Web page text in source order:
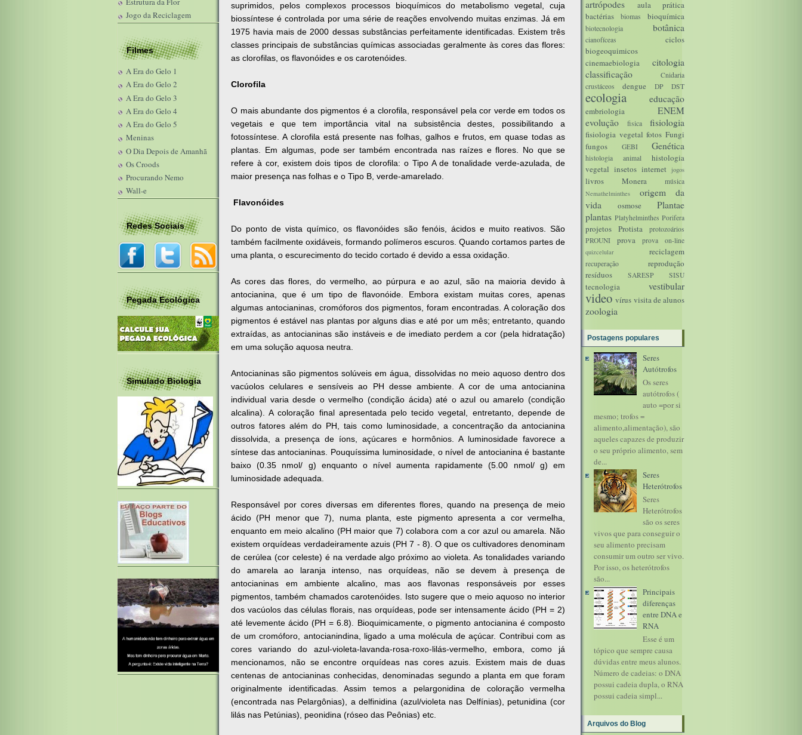
Jogo da Reciclagem
Filmes
A Era do Gelo 1
A Era do Gelo 2
A Era do Gelo 3
A Era do Gelo 4
A Era do Gelo 5
Meninas
O Dia Depois de Amanhã
Os Croods
Procurando Nemo
Wall-e
Redes Sociais
Pegada Ecológica
Simulado Biologia
suprimidos, pelos complexos processos bioquímicos do metabolismo vegetal, cuja
biossíntese é controlada por uma série de reações envolvendo muitas enzimas. Já em
1975 havia mais de 2000 dessas substâncias perfeitamente identificadas. Existem três
classes principais de substâncias químicas associadas geralmente às cores das flores:
as clorofilas, os flavonóides e os carotenóides.
Clorofila
O mais abundante dos pigmentos é a clorofila, responsável pela cor verde em todos os
vegetais e que tem importância vital na subsistência destes, possibilitando a
fotossíntese. A clorofila está presente nas folhas, galhos e frutos, em quase todas as
plantas. Em algumas, pode ser também encontrada nas raízes e flores. No que se
refere à cor, existem dois tipos de clorofila: o Tipo A de tonalidade verde-azulada, de
maior presença nas folhas e o Tipo B, verde-amarelado.
Flavonóides
Do ponto de vista químico, os flavonóides são fenóis, ácidos e muito reativos. São
também facilmente oxidáveis, formando polímeros escuros. Quando cortamos partes de
uma planta, o escurecimento do tecido cortado é devido a essa oxidação.
As cores das flores, do vermelho, ao púrpura e ao azul, são na maioria devido à
antocianina, que é um tipo de flavonóide. Embora existam muitas cores, apenas
algumas antocianinas, cromóforos dos pigmentos, foram encontradas. A coloração dos
pigmentos é estável nas plantas por alguns dias e até por um mês; entretanto, quando
extraídas, as antocianinas são instáveis e de imediato perdem a cor (pela hidratação)
em uma solução aquosa neutra.
Antocianinas são pigmentos solúveis em água, dissolvidas no meio aquoso dentro dos
vacúolos celulares e sensíveis ao PH desse ambiente. A cor de uma antocianina
individual varia desde o vermelho (condição ácida) até o azul ou amarelo (condição
alcalina). A coloração final apresentada pelo tecido vegetal, entretanto, depende de
outros fatores além do PH, tais como luminosidade, a concentração da antocianina
dissolvida, a presença de íons, açúcares e hormônios. A luminosidade favorece a
síntese das antocianinas. Pouquíssima luminosidade, o nível de antocianina é bastante
baixo (0.35 nmol/ g) enquanto o nível aumenta rapidamente (5.00 nmol/ g) em
luminosidade adequada.
Responsável por cores diversas em diferentes flores, quando na presença de meio
ácido (PH menor que 7), numa planta, este pigmento apresenta a cor vermelha,
enquanto em meio alcalino (PH maior que 7) colabora com a cor azul ou amarela. Não
existem orquídeas verdadeiramente azuis (PH 7 - 8). O que os cultivadores denominam
de cerúlea (cor celeste) é na verdade algo próximo ao violeta. As tonalidades variando
do amarela ao laranja intenso, nas orquídeas, não se devem à presença de
antocianinas em ambiente alcalino, mas aos flavonas responsáveis por esses
pigmentos, também chamados carotenóides. Isto sugere que o meio aquoso no interior
dos vacúolos das células florais, nas orquídeas, pode ser intensamente ácido (PH = 2)
até levemente ácido (PH = 6.8). Bioquimicamente, o pigmento antocianina é composto
de um cromóforo, antocianindina, ligado a uma molécula de açúcar. Contribui com as
cores variando do azul-violeta-lavanda-rosa-roxo-lilás-vermelho, embora, como já
mencionamos, não se encontre orquídeas nas cores azuis. Existem mais de duas
centenas de antocianinas conhecidas, denominadas segundo a planta em que foram
originalmente identificadas. Assim temos a pelargonidina de coloração vermelha
(encontrada nas Pelargônias), a delfinidina (azul/violeta nas Delfínias), petunidina (cor
lilás nas Petúnias), peonidina (róseo das Peônias) etc.
artrópodes
aula prática
bactérias
biomas bioquímica
biotecnologia botânica
cianofíceas
ciclos
biogeoquimicos
cinemaebiologia
citologia
classificação
Cnidaria
crustáceos
dengue DP DST
ecologia educação
embriologia
ENEM
evolução
fisica fisiologia
fisiologia vegetal fotos Fungi
fungos
GEBI Genética
histologia animal
histologia
vegetal insetos internet jogos
livros Monera música
Nemathelminthes
origem da
vida
osmose
Plantae
plantas Platyhelminthes Porifera
projetos Protista
protozoários
PROUNI
prova prova on-line
quizcelular reciclagem
recuperação
reprodução
resíduos
SARESP SISU
tecnologia vestibular
video vírus visita de alunos
zoologia
Postagens populares
Seres
Autótrofos
Os seres
autótrofos (
auto =por si
mesmo; trofos =
alimento,alimentação), são
aqueles capazes de produzir
o seu próprio alimento, sem
de...
Seres
Heterótrofos
Seres
Heterótrofos
são os seres
vivos que para conseguir o
seu alimento precisam
consumir um outro ser vivo.
Por isso, os heterótrofos
são...
Principais
diferenças
entre DNA e
RNA
Esse é um
tópico que sempre causa
dúvidas entre meus alunos.
Número de cadeias: o DNA
possui cadeia dupla, o RNA
possui cadeia simpl...
Arquivos do Blog